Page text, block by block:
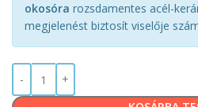
okosóra rozsdamentes acél-
megjelenést biztosít viselője